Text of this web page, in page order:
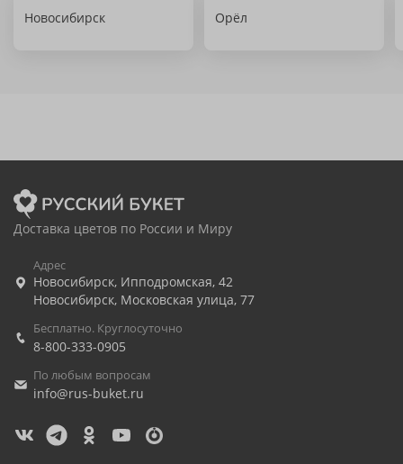
Новосибирск Орёл
Доставка цветов по России и Миру
Адрес
Новосибирск, Ипподромская, 42
Новосибирск, Московская улица, 77
Бесплатно. Круглосуточно
8-800-333-0905
По любым вопросам
info@rus-buket.ru